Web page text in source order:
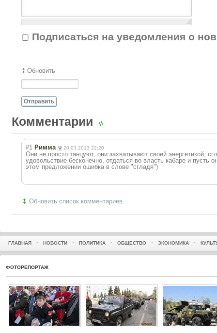
Подписаться на уведомления о
Обновить
Отправить
Комментарии
#1 Римма 20.03.2013 22:20
Они не просто танцуют, они захватывают своей энергетикой,
удовольствие бесконечно, отдаться во власть кабаре и пусть
этом предложении ошибка в слове "сгладя")
Обновить список комментариев
ГЛАВНАЯ НОВОСТИ ПОЛИТИКА ОБЩЕСТВО ЭКОНОМИКА
ФОТОРЕПОРТАЖ